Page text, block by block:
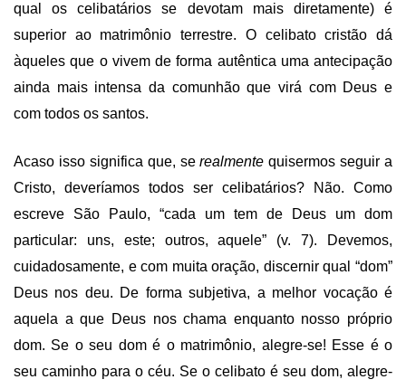
qual os celibatários se devotam mais diretamente) é
superior ao matrimônio terrestre. O celibato cristão dá
àqueles que o vivem de forma autêntica uma antecipação
ainda mais intensa da comunhão que virá com Deus e
com todos os santos.
Acaso isso significa que, serealmente quisermos seguir a
Cristo, deveríamos todos ser celibatários? Não. Como
escreve São Paulo, “cada um tem de Deus um dom
particular: uns, este; outros, aquele” (v. 7). Devemos,
cuidadosamente, e com muita oração, discernir qual “dom”
Deus nos deu. De forma subjetiva, a melhor vocação é
aquela a que Deus nos chama enquanto nosso próprio
dom. Se o seu dom é o matrimônio, alegre-se! Esse é o
seu caminho para o céu. Se o celibato é seu dom, alegre-